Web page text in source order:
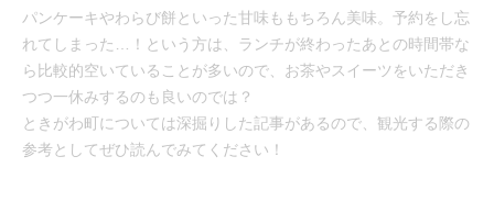
パンケーキやわらび餅といった甘味ももちろん美味。予約をし忘
れてしまった…！という方は、ランチが終わったあとの時間帯な
ら比較的空いていることが多いので、お茶やスイーツをいただき
つつ一休みするのも良いのでは？
ときがわ町については深掘りした記事があるので、観光する際の
参考としてぜひ読んでみてください！